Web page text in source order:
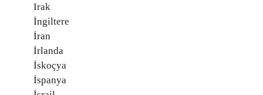
Irak
İngiltere
İran
İrlanda
İskoçya
İspanya